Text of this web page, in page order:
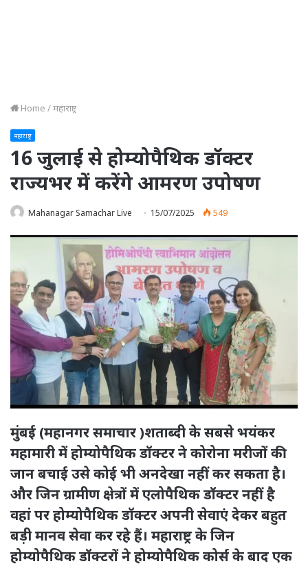
Home /महाराष्ट्र
महाराष्ट्र
16 जुलाई से होम्योपैथिक डॉक्टर
राज्यभर में करेंगे आमरण उपोषण
Mahanagar Samachar Live 15/07/2025 549
मुंबई (महानगर समाचार )शताब्दी के सबसे भयंकर
महामारी में होम्योपैथिक डॉक्टर ने कोरोना मरीजों की
जान बचाई उसे कोई भी अनदेखा नहीं कर सकता है।
और जिन ग्रामीण क्षेत्रों में एलोपैथिक डॉक्टर नहीं है
वहां पर होम्योपैथिक डॉक्टर अपनी सेवाएं देकर बहुत
बड़ी मानव सेवा कर रहे हैं। महाराष्ट्र के जिन
होम्योपैथिक डॉक्टरों ने होम्योपैथिक कोर्स के बाद एक